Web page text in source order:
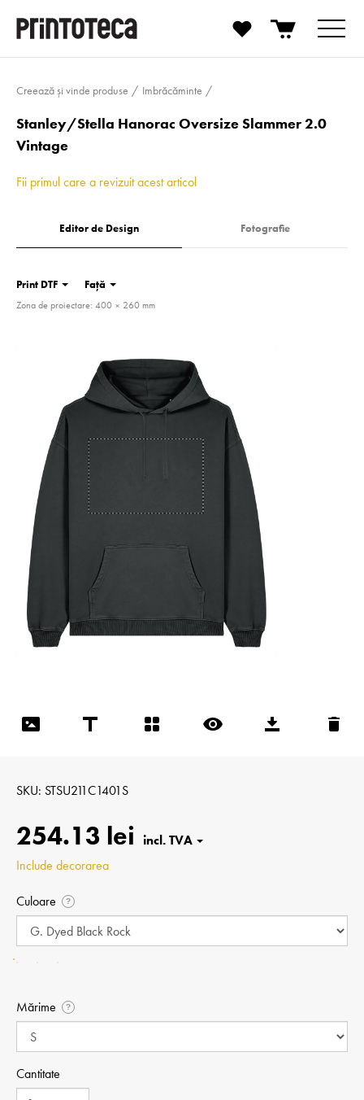
Creează și vinde produse Imbrăcăminte
Stanley/Stella Hanorac Oversize Slammer 2.0
Vintage
Fii primul care a revizuit acest articol
Editor de Design Fotografie
Print DTF Față
Zona de proiectare: 400 × 260 mm
SKU STSU211C1401S
254.13 lei
Include decorarea
Culoare ?
Mărime ?
Cantitate